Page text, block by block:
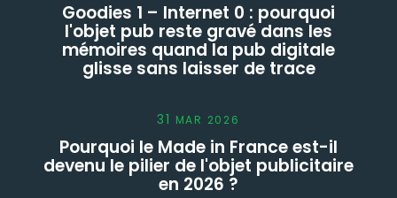
Goodies 1 – Internet 0 : pourquoi
l'objet pub reste gravé dans les
mémoires quand la pub digitale
glisse sans laisser de trace
31 MAR 2026
Pourquoi le Made in France est-il
devenu le pilier de l'objet publicitaire
en 2026 ?